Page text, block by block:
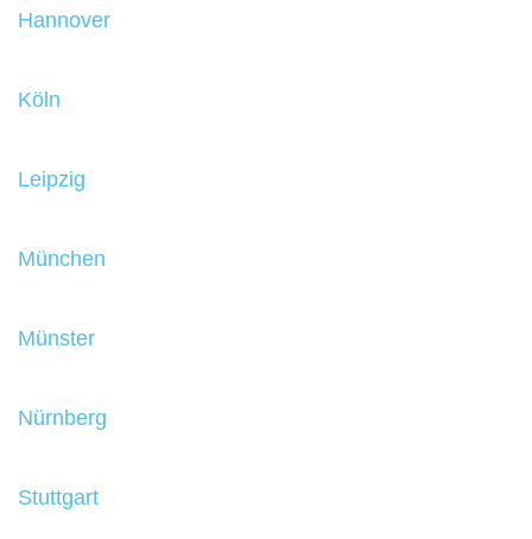
Hannover
Köln
Leipzig
München
Münster
Nürnberg
Stuttgart